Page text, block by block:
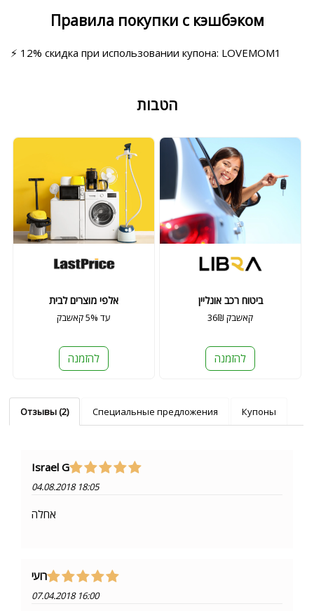
Правила покупки с кэшбэком
⚡ 12% скидка при использовании купона: LOVEMOM1
הטבות
אלפי מוצרים לבית
עד 5% קאשבק
להזמנה
ביטוח רכב אונליין
36₪ קאשבק
להזמנה
Отзывы (2) Специальные предложения Купоны
Israel G
04.08.2018 18:05
אחלה
רועי
07.04.2018 16:00